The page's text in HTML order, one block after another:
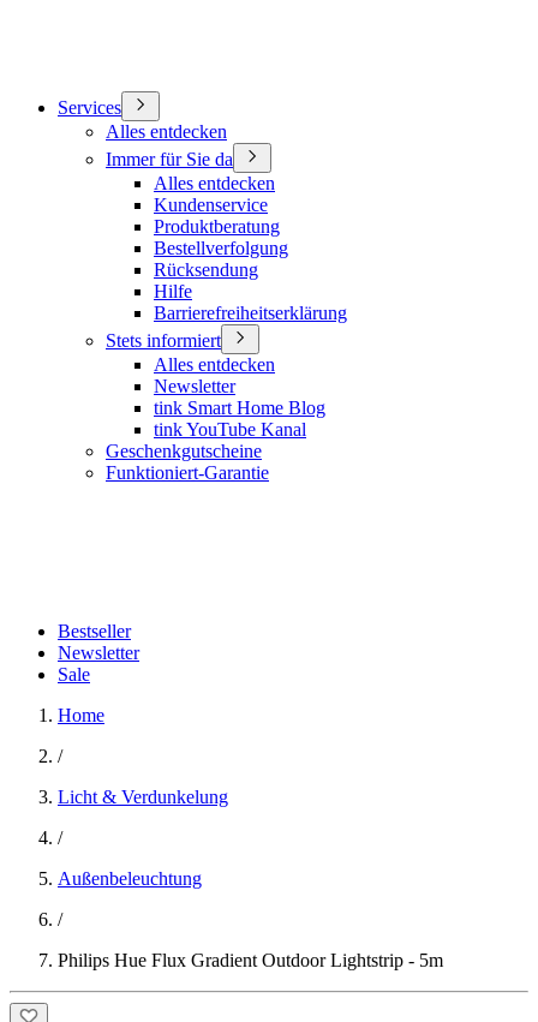
Services
Alles entdecken
Immer für Sie da
Alles entdecken
Kundenservice
Produktberatung
Bestellverfolgung
Rücksendung
Hilfe
Barrierefreiheitserklärung
Stets informiert
Alles entdecken
Newsletter
tink Smart Home Blog
tink YouTube Kanal
Geschenkgutscheine
Funktioniert-Garantie
Bestseller
Newsletter
Sale
Home
/
Licht & Verdunkelung
/
Außenbeleuchtung
/
Philips Hue Flux Gradient Outdoor Lightstrip - 5m